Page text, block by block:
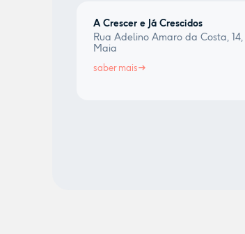
A Crescer e Já Crescidos
Rua Adelino Amaro da Costa,
Maia
saber mais